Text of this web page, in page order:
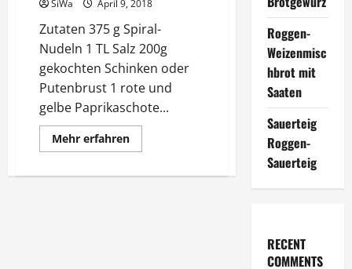
SiWa April 9, 2018
Zutaten 375 g Spiral-
Nudeln 1 TL Salz 200g
gekochten Schinken oder
Putenbrust 1 rote und
gelbe Paprikaschote...
Mehr erfahrenMehr
Informationen
Simone
Roggen-
Weizenmisc
hbrot mit
Saaten
Sauerteig
Roggen-
Sauerteig
RECENT
COMMENTS